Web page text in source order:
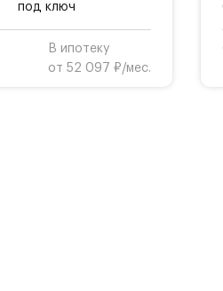
под ключ
В ипотеку
от 52 097 ₽/мес.